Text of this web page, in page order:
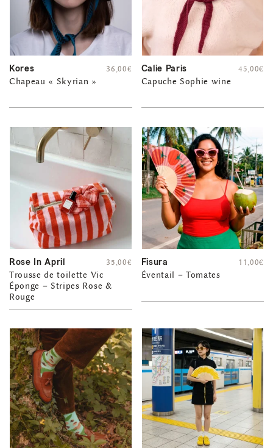
Kores
Chapeau « Skyrian »
36,00€ Calie Paris
Capuche Sophie wine
45,00€
Rose In April
Trousse de toilette Vic
Éponge – Stripes Rose &
Rouge
35,00€ Fisura
Éventail – Tomates
11,00€